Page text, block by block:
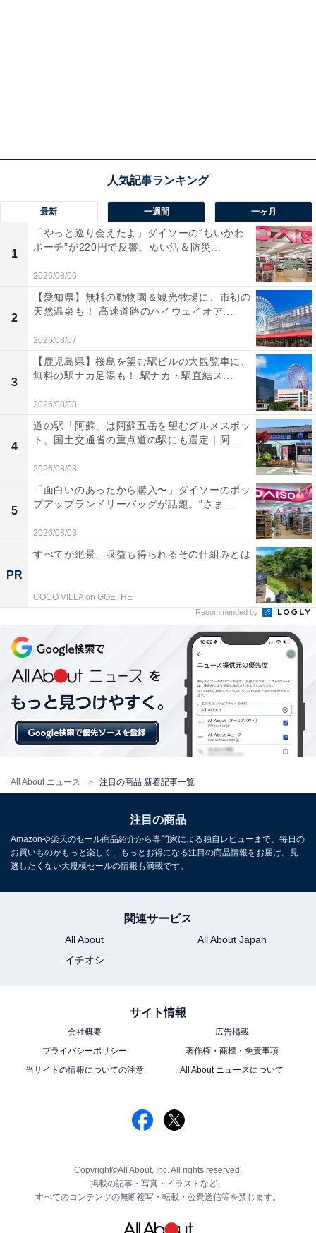
All About ニュース 注目の商品 新着記事一覧
最新 一週間 一ヶ月
1
「やっと巡り会えたよ」ダイソーの“ちいかわ
ポーチ”が220円で反響。ぬい活＆防災...
2026/08/06
2
【愛知県】無料の動物園＆観光牧場に、市初の
天然温泉も！ 高速道路のハイウェイオア...
2026/08/07
3
【鹿児島県】桜島を望む駅ビルの大観覧車に、
無料の駅ナカ足湯も！ 駅ナカ・駅直結ス...
2026/08/08
4
道の駅「阿蘇」は阿蘇五岳を望むグルメスポッ
ト。国土交通省の重点道の駅にも選定｜阿...
2026/08/08
5
「面白いのあったから購入〜」ダイソーのポッ
プアップランドリーバッグが話題。“さま...
2026/08/03
PR
すべてが絶景、収益も得られるその仕組みとは
COCO VILLA on GOETHE
Recommended by
注目の商品
Amazonや楽天のセール商品紹介から専門家による独自レビューまで、毎日の
お買いものがもっと楽しく、もっとお得になる注目の商品情報をお届け。見
逃したくない大規模セールの情報も満載です。
関連サービス
All About
All About Japan
イチオシ
サイト情報
会社概要
広告掲載
プライバシーポリシー
著作権・商標・免責事項
当サイトの情報についての注意
All About ニュースについて
Copyright©All About, Inc. All rights reserved.
掲載の記事・写真・イラストなど、
すべてのコンテンツの無断複写・転載・公衆送信等を禁じます。